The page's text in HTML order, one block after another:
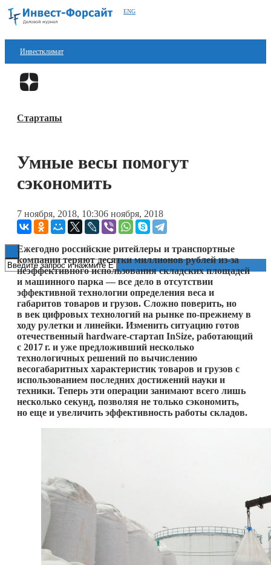
ENG
Инвестклимат
Финансы
Блокчейн
Книги
Стартапы
Умные весы помогут
сэкономить
7 ноября, 2018, 10:306 ноября, 2018
Ежегодно российские ритейлеры и транспортные
компании теряют десятки миллионов рублей из-за
неэффективного использования складских площадей
и машинного парка — все дело в отсутствии
эффективной технологии определения веса и
габаритов товаров и грузов. Сложно поверить, но
в век цифровых технологий на рынке по-прежнему в
ходу рулетки и линейки. Изменить ситуацию готов
отечественный hardware-стартап InSize, работающий
с 2017 г. и уже предложивший несколько
технологичных решений по вычислению
весогабаритных характеристик товаров и грузов с
использованием последних достижений науки и
техники. Теперь эти операции занимают всего лишь
несколько секунд, позволяя не только сэкономить,
но еще и увеличить эффективность работы складов.